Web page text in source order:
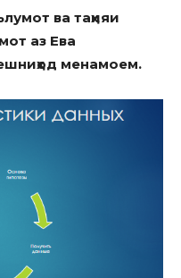
ва таҳияи
аз Ева
менамоем.